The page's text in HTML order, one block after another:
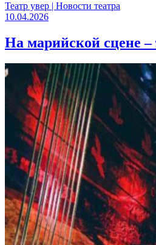
Театр увер | Новости театра
10.04.2026
На марийской сцене –